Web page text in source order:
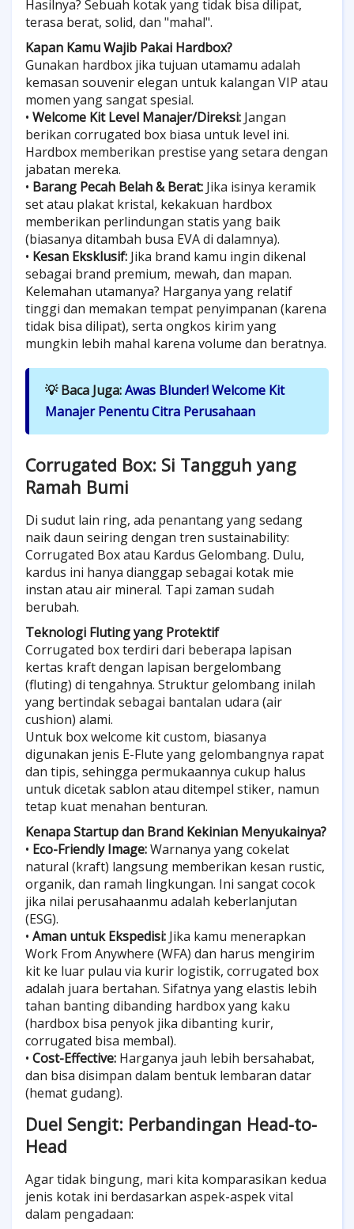
Hasilnya? Sebuah kotak yang tidak bisa dilipat,
terasa berat, solid, dan "mahal".
Kapan Kamu Wajib Pakai Hardbox?
Gunakan hardbox jika tujuan utamamu adalah
kemasan souvenir elegan untuk kalangan VIP atau
momen yang sangat spesial.
• Welcome Kit Level Manajer/Direksi: Jangan
berikan corrugated box biasa untuk level ini.
Hardbox memberikan prestise yang setara dengan
jabatan mereka.
• Barang Pecah Belah & Berat: Jika isinya keramik
set atau plakat kristal, kekakuan hardbox
memberikan perlindungan statis yang baik
(biasanya ditambah busa EVA di dalamnya).
• Kesan Eksklusif: Jika brand kamu ingin dikenal
sebagai brand premium, mewah, dan mapan.
Kelemahan utamanya? Harganya yang relatif
tinggi dan memakan tempat penyimpanan (karena
tidak bisa dilipat), serta ongkos kirim yang
mungkin lebih mahal karena volume dan beratnya.
💡 Baca Juga:Awas Blunder! Welcome Kit
Manajer Penentu Citra Perusahaan
Corrugated Box: Si Tangguh yang
Ramah Bumi
Di sudut lain ring, ada penantang yang sedang
naik daun seiring dengan tren sustainability:
Corrugated Box atau Kardus Gelombang. Dulu,
kardus ini hanya dianggap sebagai kotak mie
instan atau air mineral. Tapi zaman sudah
berubah.
Teknologi Fluting yang Protektif
Corrugated box terdiri dari beberapa lapisan
kertas kraft dengan lapisan bergelombang
(fluting) di tengahnya. Struktur gelombang inilah
yang bertindak sebagai bantalan udara (air
cushion) alami.
Untuk box welcome kit custom, biasanya
digunakan jenis E-Flute yang gelombangnya rapat
dan tipis, sehingga permukaannya cukup halus
untuk dicetak sablon atau ditempel stiker, namun
tetap kuat menahan benturan.
Kenapa Startup dan Brand Kekinian Menyukainya?
• Eco-Friendly Image:Warnanya yang cokelat
natural (kraft) langsung memberikan kesan rustic,
organik, dan ramah lingkungan. Ini sangat cocok
jika nilai perusahaanmu adalah keberlanjutan
(ESG).
• Aman untuk Ekspedisi: Jika kamu menerapkan
Work From Anywhere (WFA) dan harus mengirim
kit ke luar pulau via kurir logistik, corrugated box
adalah juara bertahan. Sifatnya yang elastis lebih
tahan banting dibanding hardbox yang kaku
(hardbox bisa penyok jika dibanting kurir,
corrugated bisa membal).
• Cost-Effective: Harganya jauh lebih bersahabat,
dan bisa disimpan dalam bentuk lembaran datar
(hemat gudang).
Duel Sengit: Perbandingan Head-to-
Head
Agar tidak bingung, mari kita komparasikan kedua
jenis kotak ini berdasarkan aspek-aspek vital
dalam pengadaan: